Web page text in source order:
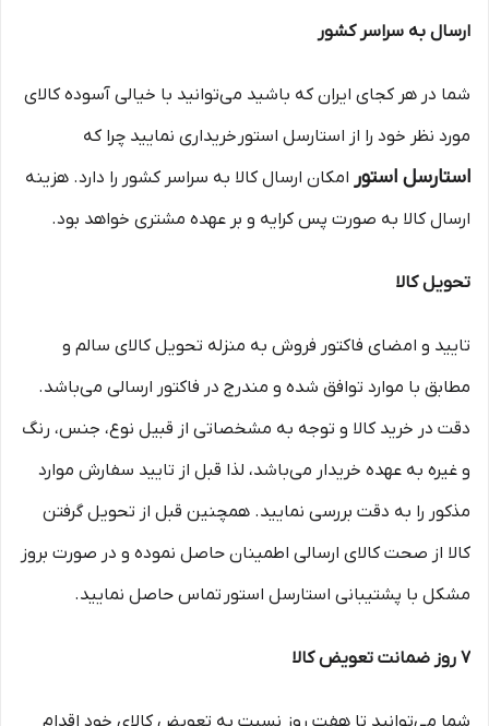
ارسال به سراسر کشور
شما در هر کجای ایران که باشید می‌توانید با خیالی آسوده کالای
مورد نظر خود را از استارسل استور خریداری نمایید چرا که
استارسل استور امکان ارسال کالا به سراسر کشور را دارد. هزینه
ارسال کالا به صورت پس کرایه و بر عهده مشتری خواهد بود.
تحویل کالا
تایید و امضای فاکتور فروش به منزله تحویل کالای سالم و
مطابق با موارد توافق شده و مندرج در فاکتور ارسالی می‌باشد.
دقت در خرید کالا و توجه به مشخصاتی از قبیل نوع، جنس، رنگ
و غیره به عهده خریدار می‌باشد، لذا قبل از تایید سفارش موارد
مذکور را به دقت بررسی نمایید. همچنین قبل از تحویل گرفتن
کالا از صحت کالای ارسالی اطمینان حاصل نموده و در صورت بروز
مشکل با پشتیبانی استارسل استور تماس حاصل نمایید.
۷ روز ضمانت تعویض کالا
شما می‌توانید تا هفت روز نسبت به تعویض کالای خود اقدام